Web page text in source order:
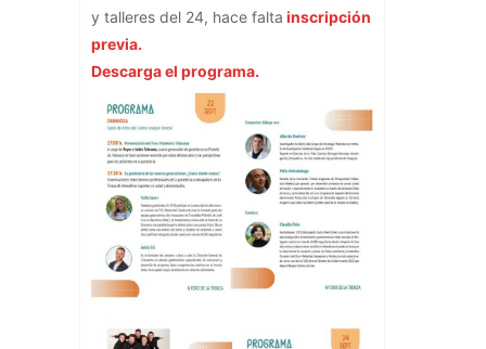
y talleres del 24, hace falta inscripción
previa.
Descarga el programa.